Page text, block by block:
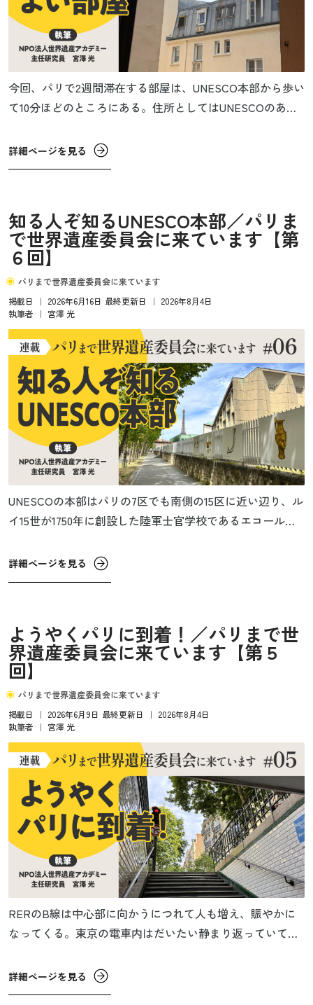
今回、パリで2週間滞在する部屋は、UNESCO本部から歩い
て10分ほどのところにある。住所としてはUNESCOのある7
げて貸し出している長期滞在型の部屋で、キッチンや冷蔵
庫も部屋についていて自炊をすることができるので、非常
詳細ページを見る
知る人ぞ知るUNESCO本部／パリま
で世界遺産委員会に来ています【第
６回】
パリまで世界遺産委員会に来ています
掲載日
｜ 2026年6月16日 最終更新日 ｜ 2026年8月4日
執筆者
｜ 宮澤 光
UNESCOの本部はパリの7区でも南側の15区に近い辺り、ル
イ15世が1750年に創設した陸軍士官学校であるエコール・
は広いシャン・ドゥ・マルス公園が広がり、その先にはエ
ッフェル塔がそびえているので、ほとんどの人はUNESCO
詳細ページを見る
ようやくパリに到着！／パリまで世
界遺産委員会に来ています【第５
回】
パリまで世界遺産委員会に来ています
掲載日
｜ 2026年6月9日 最終更新日 ｜ 2026年8月4日
執筆者
｜ 宮澤 光
RERのB線は中心部に向かうにつれて人も増え、賑やかに
なってくる。東京の電車内はだいたい静まり返っていて、
いけど、こちらではみんなガヤガヤとお喋りをしている。
土曜日の朝早くということもあってか、友人グループや家
詳細ページを見る